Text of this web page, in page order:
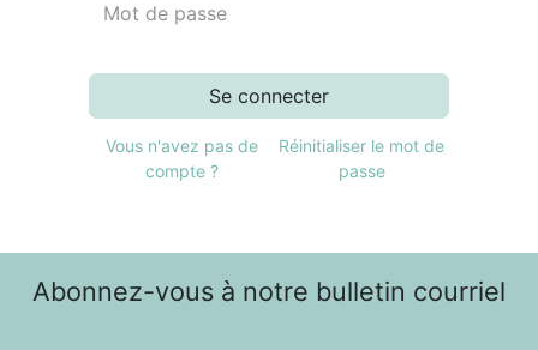
Se connecter
Vous n'avez pas de
compte ?
Réinitialiser le mot de
passe
Abonnez-vous à notre bulletin courriel